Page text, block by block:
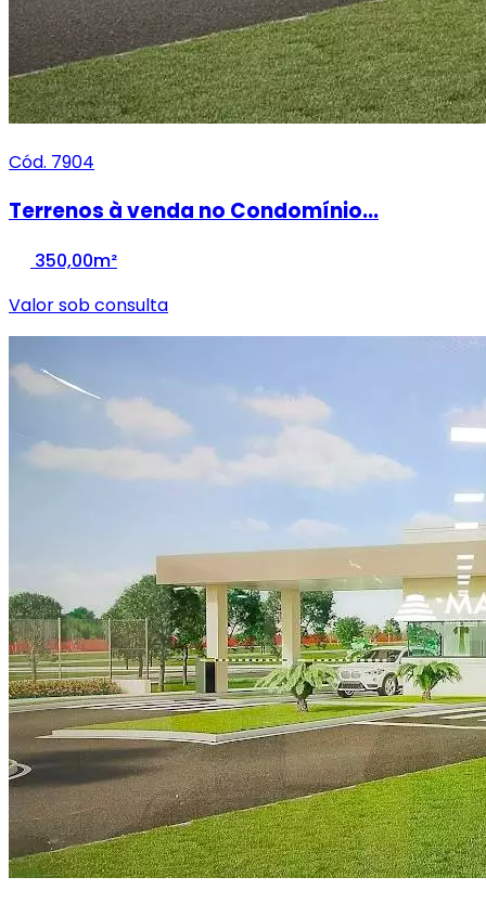
Cód. 7904
Terrenos à venda no Condomínio...
350,00m²
Valor sob consulta